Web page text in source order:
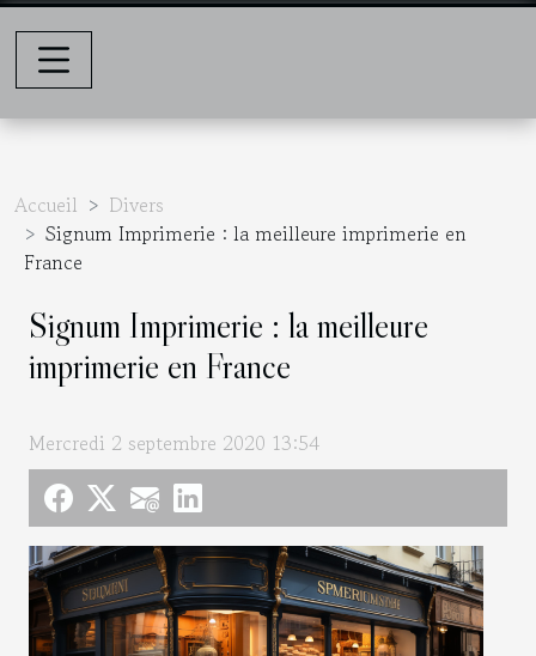
Accueil
Divers
Signum Imprimerie : la meilleure imprimerie en
France
Signum Imprimerie : la meilleure
imprimerie en France
Mercredi 2 septembre 2020 13:54